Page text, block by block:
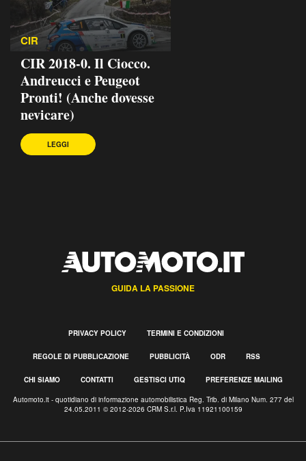
CIR
CIR 2018-0. Il Ciocco.
Andreucci e Peugeot
Pronti! (Anche dovesse
nevicare)
LEGGI
GUIDA LA PASSIONE
PRIVACY POLICY TERMINI E CONDIZIONI
REGOLE DI PUBBLICAZIONE PUBBLICITÀ ODR RSS
CHI SIAMO CONTATTI GESTISCI UTIQ PREFERENZE MAILING
Automoto.it - quotidiano di informazione automobilistica Reg. Trib. di Milano Num. 277 del
24.05.2011 © 2012-2026 CRM S.r.l. P.Iva 11921100159